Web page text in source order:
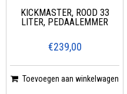
KICKMASTER, ROOD 33
LITER, PEDAALEMMER
€239,00
Toevoegen aan winkelwagen